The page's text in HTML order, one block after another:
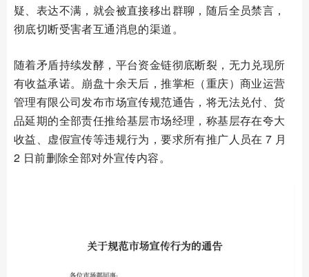
疑、表达不满，就会被直接移出群聊，随后全员禁言，
彻底切断受害者互通消息的渠道。
随着矛盾持续发酵，平台资金链彻底断裂，无力兑现所
有收益承诺。崩盘十余天后，推掌柜（重庆）商业运营
管理有限公司发布市场宣传规范通告，将无法兑付、货
品延期的全部责任推给基层市场经理，称基层存在夸大
收益、虚假宣传等违规行为，要求所有推广人员在 7 月
2 日前删除全部对外宣传内容。